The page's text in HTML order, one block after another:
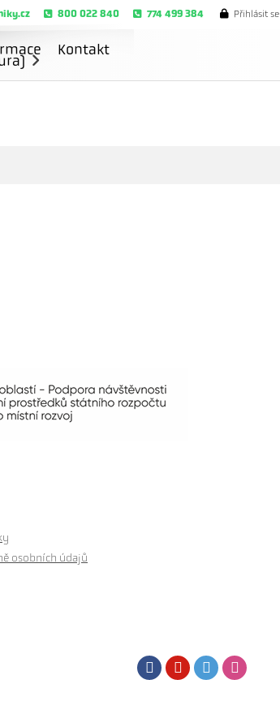
800 022 840 774 499 384 Přihlásit se
Kontakt
osobních údajů
FacebookYoutubeTwitter